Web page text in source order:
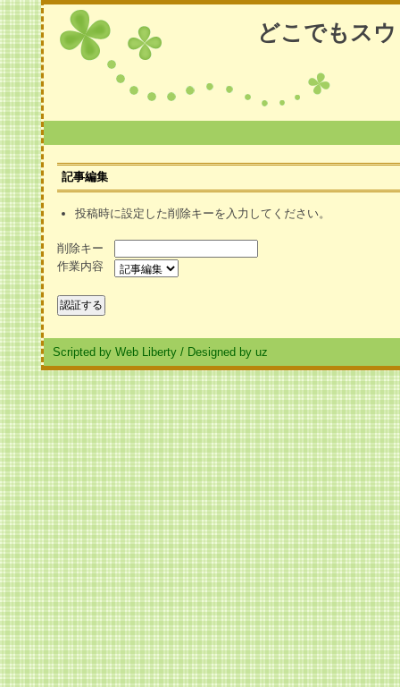
どこでもス
記事編集
投稿時に設定した削除キーを入力してください。
削除キー
作業内容
Scripted by Web Liberty / Designed by uz